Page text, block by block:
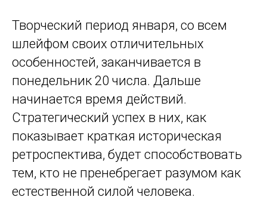
Творческий период января, со всем
шлейфом своих отличительных
особенностей, заканчивается в
понедельник 20 числа. Дальше
начинается время действий.
Стратегический успех в них, как
показывает краткая историческая
ретроспектива, будет способствовать
тем, кто не пренебрегает разумом как
естественной силой человека.